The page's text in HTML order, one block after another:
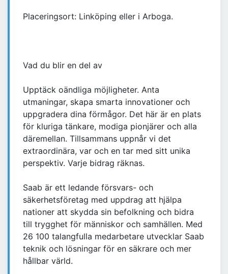
Placeringsort: Linköping eller i Arboga.
Vad du blir en del av
Upptäck oändliga möjligheter. Anta
utmaningar, skapa smarta innovationer och
uppgradera dina förmågor. Det här är en plats
för kluriga tänkare, modiga pionjärer och alla
däremellan. Tillsammans uppnår vi det
extraordinära, var och en tar med sitt unika
perspektiv. Varje bidrag räknas.
Saab är ett ledande försvars- och
säkerhetsföretag med uppdrag att hjälpa
nationer att skydda sin befolkning och bidra
till trygghet för människor och samhällen. Med
26 100 talangfulla medarbetare utvecklar Saab
teknik och lösningar för en säkrare och mer
hållbar värld.